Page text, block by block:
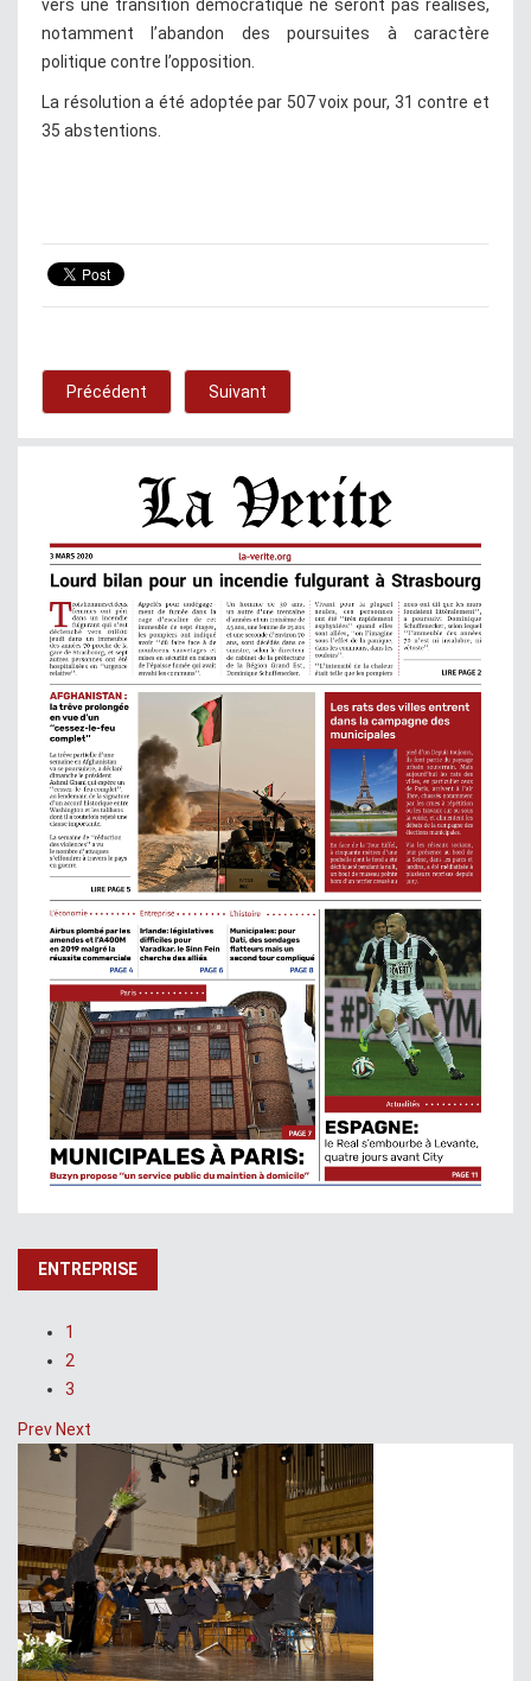
vers une transition démocratique ne seront pas réalisés,
notamment l’abandon des poursuites à caractère
politique contre l’opposition.
La résolution a été adoptée par 507 voix pour, 31 contre et
35 abstentions.
Précédent Suivant
ENTREPRISE
1
2
3
PrevNext